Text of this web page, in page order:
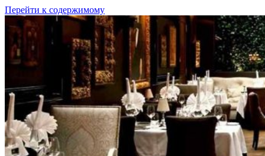
Перейти к содержимому